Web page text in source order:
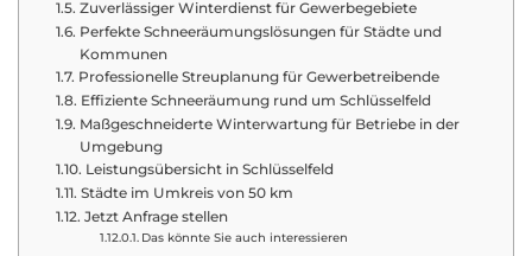
Zuverlässiger Winterdienst für Gewerbegebiete
Perfekte Schneeräumungslösungen für Städte und
Kommunen
Professionelle Streuplanung für Gewerbetreibende
Effiziente Schneeräumung rund um Schlüsselfeld
Maßgeschneiderte Winterwartung für Betriebe in der
Umgebung
Leistungsübersicht in Schlüsselfeld
Städte im Umkreis von 50 km
Jetzt Anfrage stellen
Das könnte Sie auch interessieren